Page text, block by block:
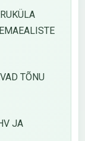
TÕNU
JA